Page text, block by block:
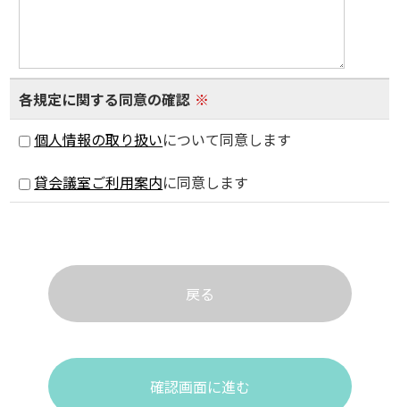
各規定に関する同意の確認 ※
個人情報の取り扱いについて同意します
貸会議室ご利用案内に同意します
戻る
確認画面に進む